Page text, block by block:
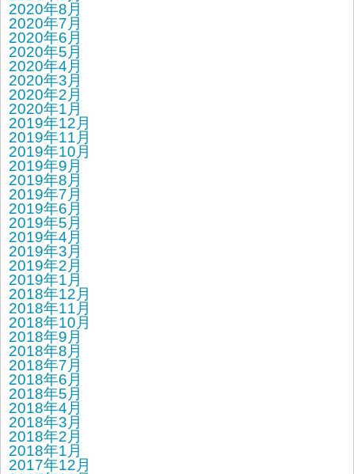
2020年8月
2020年7月
2020年6月
2020年5月
2020年4月
2020年3月
2020年2月
2020年1月
2019年12月
2019年11月
2019年10月
2019年9月
2019年8月
2019年7月
2019年6月
2019年5月
2019年4月
2019年3月
2019年2月
2019年1月
2018年12月
2018年11月
2018年10月
2018年9月
2018年8月
2018年7月
2018年6月
2018年5月
2018年4月
2018年3月
2018年2月
2018年1月
2017年12月